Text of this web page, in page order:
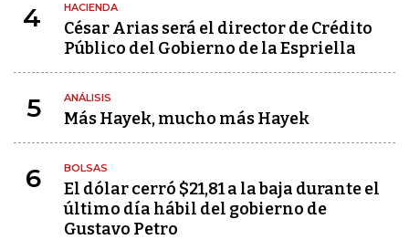
4 HACIENDA
César Arias será el director de Crédito
Público del Gobierno de la Espriella
5 ANÁLISIS
Más Hayek, mucho más Hayek
6 BOLSAS
El dólar cerró $21,81 a la baja durante el
último día hábil del gobierno de
Gustavo Petro